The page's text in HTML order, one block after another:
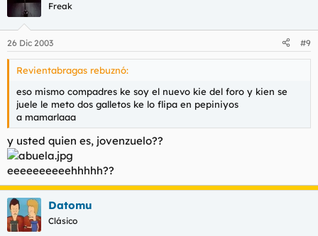
Freak
26 Dic 2003 #9
Revientabragas rebuznó:
eso mismo compadres ke soy el nuevo kie del foro y kien se
juele le meto dos galletos ke lo flipa en pepiniyos
a mamarlaaa
y usted quien es, jovenzuelo??
eeeeeeeeeehhhhh??
Datomu
Clásico